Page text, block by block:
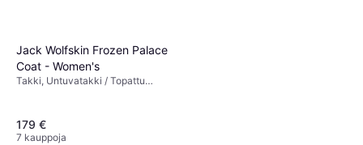
Jack Wolfskin Frozen Palace
Coat - Women's
Takki, Untuvatakki / Topattu
179 €
7 kauppoja